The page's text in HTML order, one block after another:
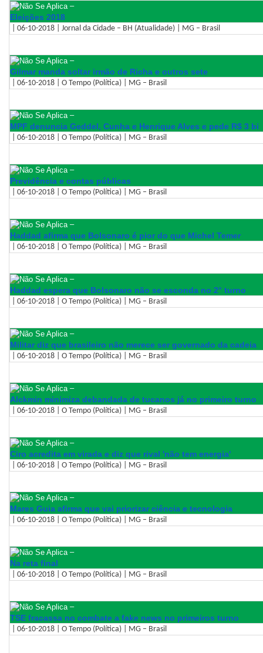
–
Eleições 2018
| 06-10-2018 | Jornal da Cidade – BH (Atualidade) | MG – Brasil
–
Gilmar manda soltar irmão de Richa e outros sete
| 06-10-2018 | O Tempo (Política) | MG – Brasil
–
MPF denuncia Geddel, Cunha e Henrique Alves e pede R$ 3 bi
| 06-10-2018 | O Tempo (Política) | MG – Brasil
–
Previdência e contas públicas
| 06-10-2018 | O Tempo (Política) | MG – Brasil
–
Haddad afirma que Bolsonaro é pior do que Michel Temer
| 06-10-2018 | O Tempo (Política) | MG – Brasil
–
Haddad espera que Bolsonaro não se esconda no 2° turno
| 06-10-2018 | O Tempo (Política) | MG – Brasil
–
Militar diz que brasileiro não merece ser governado da cadeia
| 06-10-2018 | O Tempo (Política) | MG – Brasil
–
Alckmin minimiza debandada de tucanos já no primeiro turno
| 06-10-2018 | O Tempo (Política) | MG – Brasil
–
Ciro acredita em virada e diz que rival 'não tem energia'
| 06-10-2018 | O Tempo (Política) | MG – Brasil
–
Mares Guia afirma que vai priorizar ciência e tecnologia
| 06-10-2018 | O Tempo (Política) | MG – Brasil
–
Na reta final
| 06-10-2018 | O Tempo (Política) | MG – Brasil
–
TSE fracassa no combate a fake news no primeiros turno
| 06-10-2018 | O Tempo (Política) | MG – Brasil